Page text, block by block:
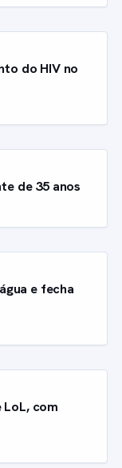
do HIV no
de 35 anos
e fecha
LoL, com